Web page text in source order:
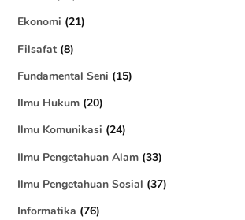
Ekonomi (21)
Filsafat (8)
Fundamental Seni (15)
Ilmu Hukum (20)
Ilmu Komunikasi (24)
Ilmu Pengetahuan Alam (33)
Ilmu Pengetahuan Sosial (37)
Informatika (76)